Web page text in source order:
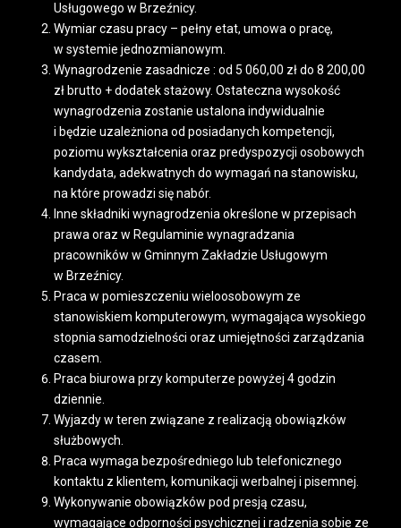
Usługowego w Brzeźnicy.
Wymiar czasu pracy – pełny etat, umowa o pracę,
w systemie jednozmianowym.
Wynagrodzenie zasadnicze : od 5 060,00 zł do 8 200,00
zł brutto + dodatek stażowy. Ostateczna wysokość
wynagrodzenia zostanie ustalona indywidualnie
i będzie uzależniona od posiadanych kompetencji,
poziomu wykształcenia oraz predyspozycji osobowych
kandydata, adekwatnych do wymagań na stanowisku,
na które prowadzi się nabór.
Inne składniki wynagrodzenia określone w przepisach
prawa oraz w Regulaminie wynagradzania
pracowników w Gminnym Zakładzie Usługowym
w Brzeźnicy.
Praca w pomieszczeniu wieloosobowym ze
stanowiskiem komputerowym, wymagająca wysokiego
stopnia samodzielności oraz umiejętności zarządzania
czasem.
Praca biurowa przy komputerze powyżej 4 godzin
dziennie.
Wyjazdy w teren związane z realizacją obowiązków
służbowych.
Praca wymaga bezpośredniego lub telefonicznego
kontaktu z klientem, komunikacji werbalnej i pisemnej.
Wykonywanie obowiązków pod presją czasu,
wymagające odporności psychicznej i radzenia sobie ze